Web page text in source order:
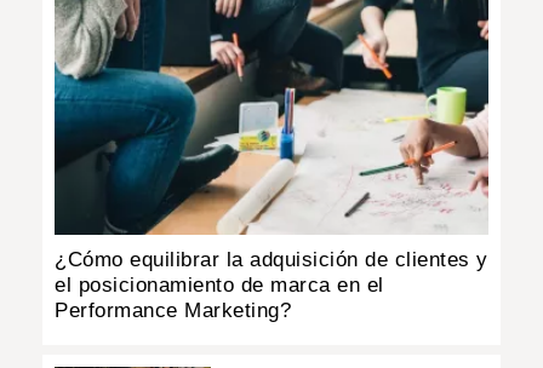
¿Cómo equilibrar la adquisición de clientes y
el posicionamiento de marca en el
Performance Marketing?